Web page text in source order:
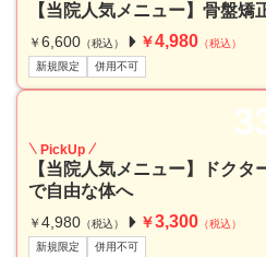
【当院人気メニュー】骨盤矯
￥ 6,600 （税込） ￥4,980 （税込）
新規限定
併用不可
PickUp
【当院人気メニュー】ドク
で自由な体へ
￥ 4,980 （税込） ￥3,300 （税込）
新規限定
併用不可